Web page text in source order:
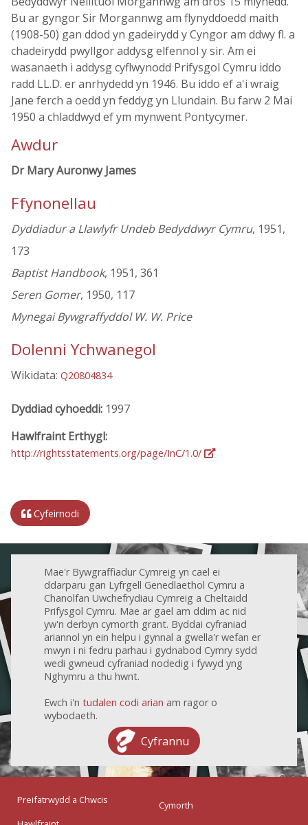
Bu ar gyngor Sir Morgannwg am flynyddoedd maith
(1908-50) gan ddod yn gadeirydd y Cyngor am ddwy fl. a
chadeirydd pwyllgor addysg elfennol y sir. Am ei
wasanaeth i addysg cyflwynodd Prifysgol Cymru iddo
radd LL.D. er anrhydedd yn 1946. Bu iddo ef a'i wraig
Jane ferch a oedd yn feddyg yn Llundain. Bu farw 2 Mai
1950 a chladdwyd ef ym mynwent Pontycymer.
Awdur
Dr Mary Auronwy James
Ffynonellau
Dyddiadur a Llawlyfr Undeb Bedyddwyr Cymru, 1951,
173
Baptist Handbook, 1951, 361
Seren Gomer, 1950, 117
Mynegai Bywgraffyddol W. W. Price
Dolenni Ychwanegol
Wikidata: Q20804834
Dyddiad cyhoeddi: 1997
Hawlfraint Erthygl:
http://rightsstatements.org/page/InC/1.0/
Cyfeirnodi
Mae'r Bywgraffiadur Cymreig yn cael ei
ddarparu gan Lyfrgell Genedlaethol Cymru a
Chanolfan Uwchefrydiau Cymreig a Cheltaidd
Prifysgol Cymru. Mae ar gael am ddim ac nid
yw'n derbyn cymorth grant. Byddai cyfraniad
ariannol yn ein helpu i gynnal a gwella'r wefan er
mwyn i ni fedru parhau i gydnabod Cymry sydd
wedi gwneud cyfraniad nodedig i fywyd yng
Nghymru a thu hwnt.
Ewch i'n tudalen codi arian am ragor o
wybodaeth.
Cyfrannu
Preifatrwydd a Chwcis
Cymorth